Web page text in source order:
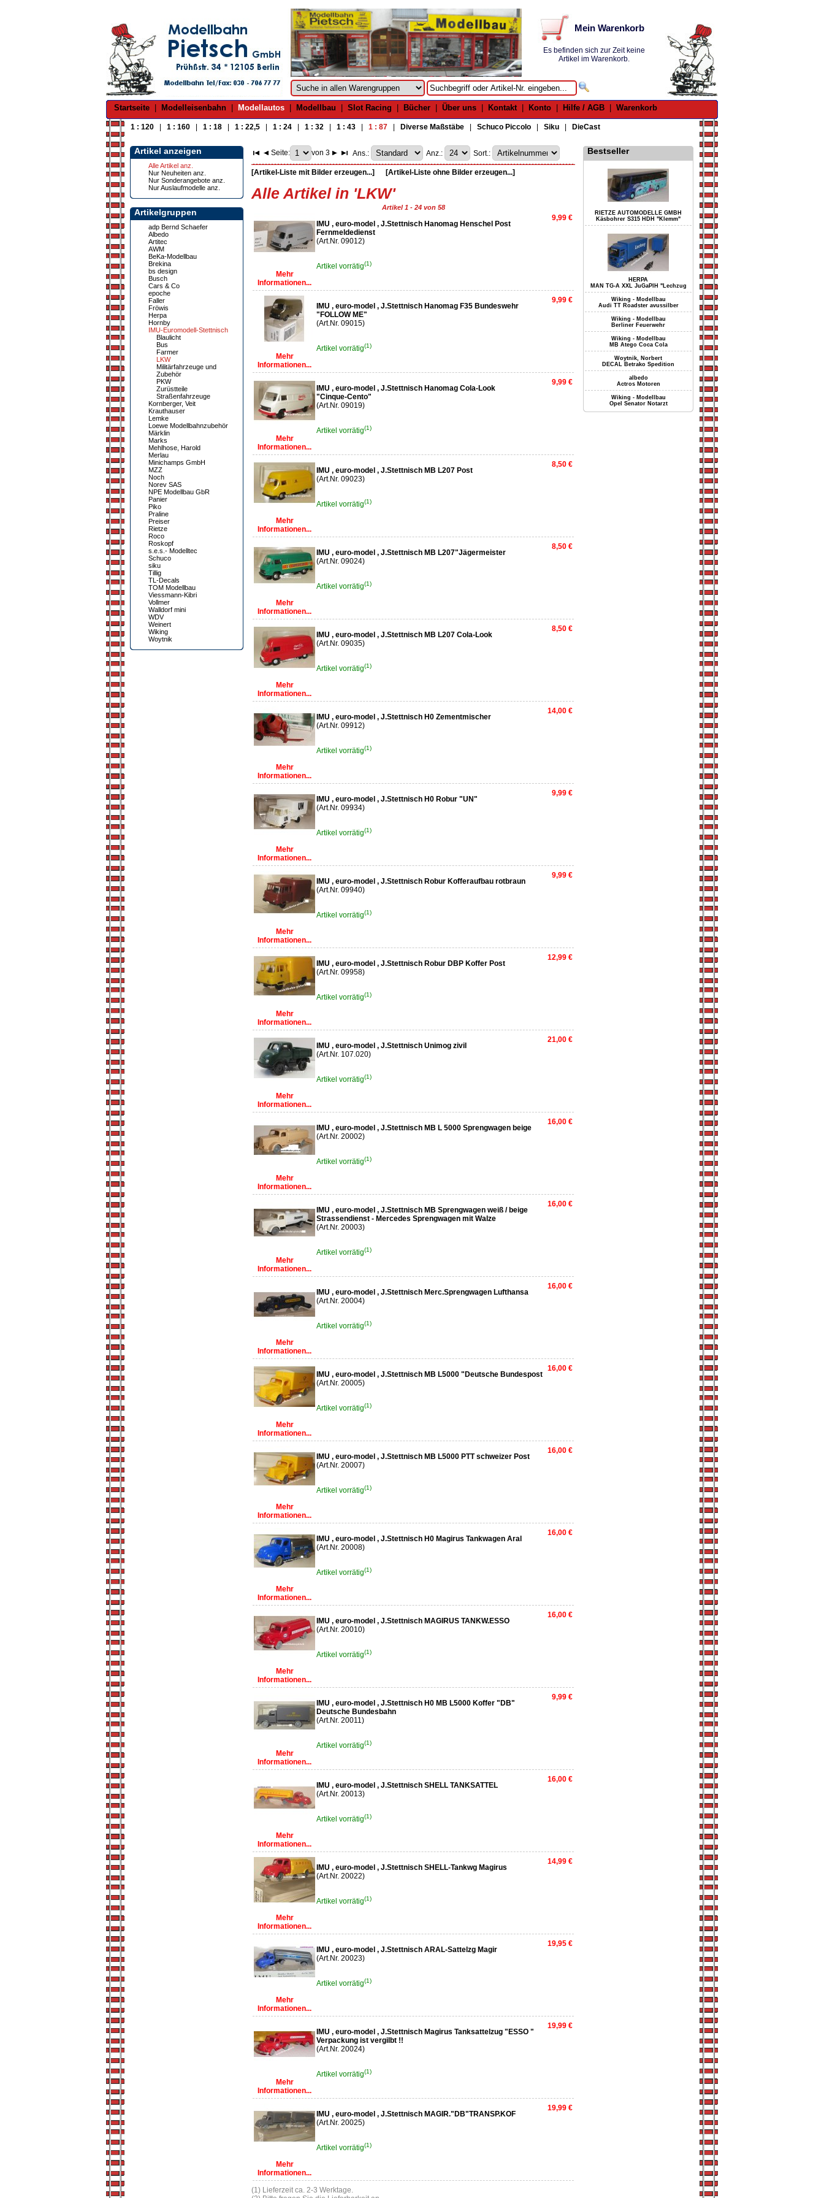
Mein Warenkorb
Es befinden sich zur Zeit keine
Artikel im Warenkorb.
Startseite Modelleisenbahn Modellautos Modellbau Slot Racing Bücher Über uns Kontakt| Konto Hilfe / AGB Warenkorb
1 : 120 1 : 160 1 : 18 1 : 22,5 1 : 24 1 : 32 1 : 43 1 : 87 Diverse Maßstäbe Schuco Piccolo Siku DieCast
Artikel anzeigen
Alle Artikel anz.
Nur Neuheiten anz.
Nur Sonderangebote anz.
Nur Auslaufmodelle anz.
Artikelgruppen
adp Bernd Schaefer
Albedo
Artitec
AWM
BeKa-Modellbau
Brekina
bs design
Busch
Cars & Co
epoche
Faller
Fröwis
Herpa
Hornby
IMU-Euromodell-Stettnisch
Blaulicht
Bus
Farmer
LKW
Militärfahrzeuge und
Zubehör
PKW
Zurüstteile
Straßenfahrzeuge
Kornberger, Veit
Krauthauser
Lemke
Loewe Modellbahnzubehör
Märklin
Marks
Mehlhose, Harold
Merlau
Minichamps GmbH
MZZ
Noch
Norev SAS
NPE Modellbau GbR
Panier
Piko
Praline
Preiser
Rietze
Roco
Roskopf
s.e.s.- Modelltec
Schuco
siku
Tillig
TL-Decals
TOM Modellbau
Viessmann-Kibri
Vollmer
Walldorf mini
WDV
Weinert
Wiking
Woytnik
Seite: von 3 Ans.: Anz.: Sort.:
[Artikel-Liste mit Bilder erzeugen...] [Artikel-Liste ohne Bilder erzeugen...]
Alle Artikel in 'LKW'
Artikel 1 - 24 von 58
Mehr
Informationen...
IMU , euro-model , J.Stettnisch Hanomag Henschel Post
Fernmeldedienst
(Art.Nr. 09012)
Artikel vorrätig(1)
9,99 €
Mehr
Informationen...
IMU , euro-model , J.Stettnisch Hanomag F35 Bundeswehr
"FOLLOW ME"
(Art.Nr. 09015)
Artikel vorrätig(1)
9,99 €
Mehr
Informationen...
IMU , euro-model , J.Stettnisch Hanomag Cola-Look
"Cinque-Cento"
(Art.Nr. 09019)
Artikel vorrätig(1)
9,99 €
Mehr
Informationen...
IMU , euro-model , J.Stettnisch MB L207 Post
(Art.Nr. 09023)
Artikel vorrätig(1)
8,50 €
Mehr
Informationen...
IMU , euro-model , J.Stettnisch MB L207"Jägermeister
(Art.Nr. 09024)
Artikel vorrätig(1)
8,50 €
Mehr
Informationen...
IMU , euro-model , J.Stettnisch MB L207 Cola-Look
(Art.Nr. 09035)
Artikel vorrätig(1)
8,50 €
Mehr
Informationen...
IMU , euro-model , J.Stettnisch H0 Zementmischer
(Art.Nr. 09912)
Artikel vorrätig(1)
14,00 €
Mehr
Informationen...
IMU , euro-model , J.Stettnisch H0 Robur "UN"
(Art.Nr. 09934)
Artikel vorrätig(1)
9,99 €
Mehr
Informationen...
IMU , euro-model , J.Stettnisch Robur Kofferaufbau rotbraun
(Art.Nr. 09940)
Artikel vorrätig(1)
9,99 €
Mehr
Informationen...
IMU , euro-model , J.Stettnisch Robur DBP Koffer Post
(Art.Nr. 09958)
Artikel vorrätig(1)
12,99 €
Mehr
Informationen...
IMU , euro-model , J.Stettnisch Unimog zivil
(Art.Nr. 107.020)
Artikel vorrätig(1)
21,00 €
Mehr
Informationen...
IMU , euro-model , J.Stettnisch MB L 5000 Sprengwagen beige
(Art.Nr. 20002)
Artikel vorrätig(1)
16,00 €
Mehr
Informationen...
IMU , euro-model , J.Stettnisch MB Sprengwagen weiß / beige
Strassendienst - Mercedes Sprengwagen mit Walze
(Art.Nr. 20003)
Artikel vorrätig(1)
16,00 €
Mehr
Informationen...
IMU , euro-model , J.Stettnisch Merc.Sprengwagen Lufthansa
(Art.Nr. 20004)
Artikel vorrätig(1)
16,00 €
Mehr
Informationen...
IMU , euro-model , J.Stettnisch MB L5000 "Deutsche Bundespost
(Art.Nr. 20005)
Artikel vorrätig(1)
16,00 €
Mehr
Informationen...
IMU , euro-model , J.Stettnisch MB L5000 PTT schweizer Post
(Art.Nr. 20007)
Artikel vorrätig(1)
16,00 €
Mehr
Informationen...
IMU , euro-model , J.Stettnisch H0 Magirus Tankwagen Aral
(Art.Nr. 20008)
Artikel vorrätig(1)
16,00 €
Mehr
Informationen...
IMU , euro-model , J.Stettnisch MAGIRUS TANKW.ESSO
(Art.Nr. 20010)
Artikel vorrätig(1)
16,00 €
Mehr
Informationen...
IMU , euro-model , J.Stettnisch H0 MB L5000 Koffer "DB"
Deutsche Bundesbahn
(Art.Nr. 20011)
Artikel vorrätig(1)
9,99 €
Mehr
Informationen...
IMU , euro-model , J.Stettnisch SHELL TANKSATTEL
(Art.Nr. 20013)
Artikel vorrätig(1)
16,00 €
Mehr
Informationen...
IMU , euro-model , J.Stettnisch SHELL-Tankwg Magirus
(Art.Nr. 20022)
Artikel vorrätig(1)
14,99 €
Mehr
Informationen...
IMU , euro-model , J.Stettnisch ARAL-Sattelzg Magir
(Art.Nr. 20023)
Artikel vorrätig(1)
19,95 €
Mehr
Informationen...
IMU , euro-model , J.Stettnisch Magirus Tanksattelzug "ESSO "
Verpackung ist vergilbt !!
(Art.Nr. 20024)
Artikel vorrätig(1)
19,99 €
Mehr
Informationen...
IMU , euro-model , J.Stettnisch MAGIR."DB"TRANSP.KOF
(Art.Nr. 20025)
Artikel vorrätig(1)
19,99 €
(1) Lieferzeit ca. 2-3 Werktage.
Bestseller
RIETZE AUTOMODELLE GMBH
Käsbohrer S315 HDH "Klemm"
HERPA
MAN TG-A XXL JuGaPlH "Lechzug
Wiking - Modellbau
Audi TT Roadster avussilber
Wiking - Modellbau
Berliner Feuerwehr
Wiking - Modellbau
MB Atego Coca Cola
Woytnik, Norbert
DECAL Betrako Spedition
albedo
Actros Motoren
Wiking - Modellbau
Opel Senator Notarzt